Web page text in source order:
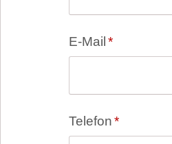
Pflichtfeld
E-Mail *
Pflichtfeld
Telefon*